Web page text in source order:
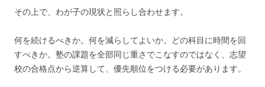
その上で、わが子の現状と照らし合わせます。
何を続けるべきか。何を減らしてよいか。どの科目に時間を回
すべきか。塾の課題を全部同じ重さでこなすのではなく、志望
校の合格点から逆算して、優先順位をつける必要があります。